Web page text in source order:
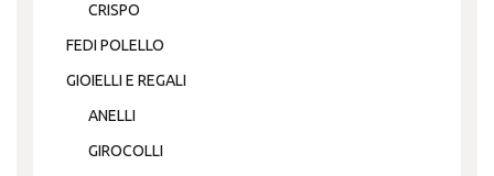
CRISPO
FEDI POLELLO
GIOIELLI E REGALI
ANELLI
GIROCOLLI